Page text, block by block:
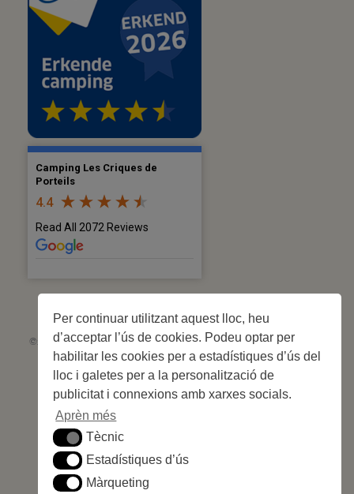
Per continuar utilitzant aquest lloc, heu
d’acceptar l’ús de cookies. Podeu optar per
habilitar les cookies per a estadístiques d’ús del
lloc i galetes per a la personalització de
publicitat i connexions amb xarxes socials.
Aprèn més
TècnicTècnic
Estadístiques d’ús
Estadístiques d’ús
MàrquetingMàrqueting
Camping Les Criques de
Porteils
4.4
Read All 2072 Reviews
©2026 Les Criques de Porteils | SIRET: 539 925 636 00026 - Classement 5
étoiles Tourisme N°C66-001852-004 du 28 mai 2026 – 244 parcel·les
Site web réalisé parCédric Postel Webmaster